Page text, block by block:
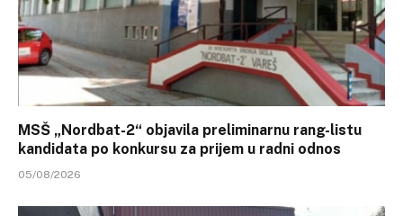
MSŠ „Nordbat-2“ objavila preliminarnu rang-listu
kandidata po konkursu za prijem u radni odnos
05/08/2026